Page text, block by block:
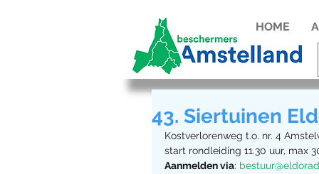
HOME
43. Siertuinen
Kostverlorenweg t.o. nr. 4
start rondleiding 11.30 uur, max
Aanmelden via: